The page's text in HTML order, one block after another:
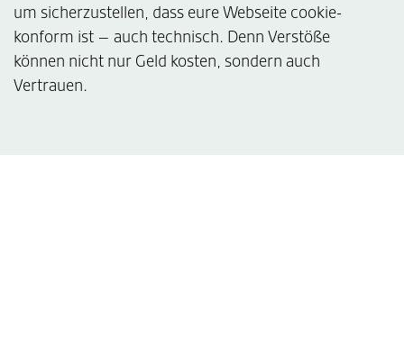
um sicherzustellen, dass eure Webseite cookie-
konform ist – auch technisch. Denn Verstöße
können nicht nur Geld kosten, sondern auch
Vertrauen.